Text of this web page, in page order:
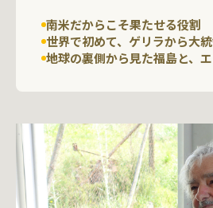
南米だからこそ果たせる役割
世界で初めて、ゲリラから大
地球の裏側から見た福島と、